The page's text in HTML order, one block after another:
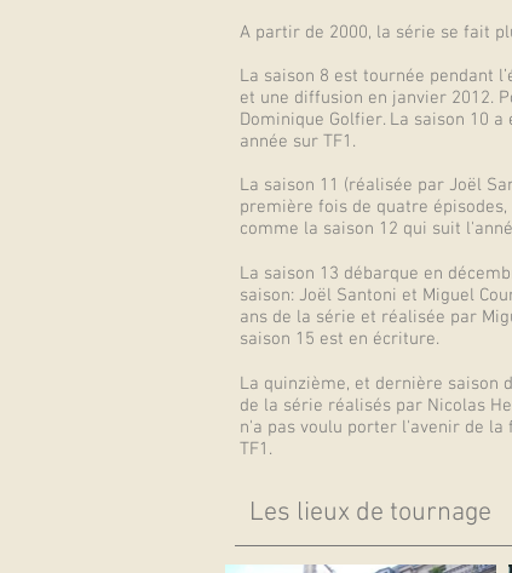
A partir de 2000, la série se fait
La saison 8 est tournée pendant
et une diffusion en janvier 2012.
Dominique Golfier. La saison 10
année sur TF1.
La saison 11 (réalisée par Joël
première fois de quatre
comme la saison 12 qui suit
La saison 13 débarque en
saison: Joël Santoni et Miguel
ans de la série et réalisée par
saison 15 est en écriture.
La quinzième, et dernière saison
de la série réalisés par Nicolas
n'a pas voulu porter l'avenir de
TF1.
Les lieux de tournage